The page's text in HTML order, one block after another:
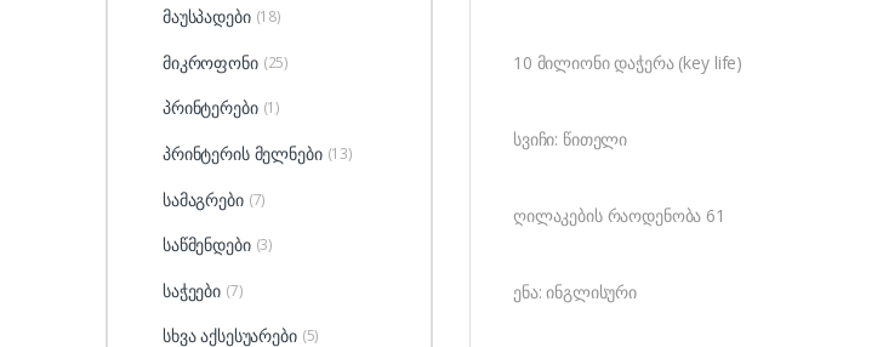
10 მილიონი დაჭერა (key life)
სვიჩი: წითელი
ღილაკების რაოდენობა 61
ენა: ინგლისური
მაუსპადები (18)
მიკროფონი (25)
პრინტერები (1)
პრინტერის მელნები (13)
სამაგრები (7)
საწმენდები (3)
საჭეები (7)
სხვა აქსესუარები (5)